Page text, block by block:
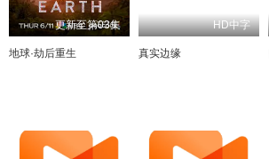
更新至第03集
地球·劫后重生
HD中字
真实边缘